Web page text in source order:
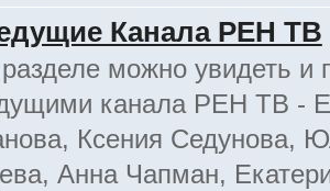
Канала РЕН ТВ
можно увидеть и
канала РЕН ТВ -
Ксения Седунова,
Анна Чапман,